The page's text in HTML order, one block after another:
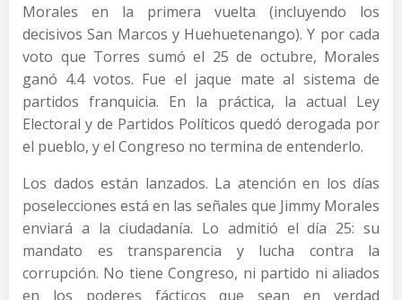
Morales en la primera vuelta (incluyendo los
decisivos San Marcos y Huehuetenango). Y por cada
voto que Torres sumó el 25 de octubre, Morales
ganó 4.4 votos. Fue el jaque mate al sistema de
partidos franquicia. En la práctica, la actual Ley
Electoral y de Partidos Políticos quedó derogada por
el pueblo, y el Congreso no termina de entenderlo.
Los dados están lanzados. La atención en los días
poselecciones está en las señales que Jimmy Morales
enviará a la ciudadanía. Lo admitió el día 25: su
mandato es transparencia y lucha contra la
corrupción. No tiene Congreso, ni partido ni aliados
en los poderes fácticos que sean en verdad